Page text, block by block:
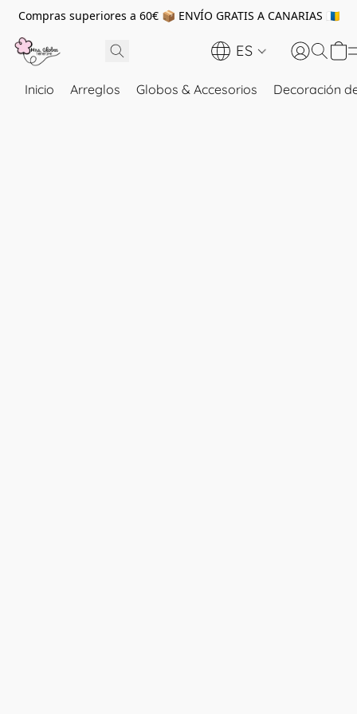
Compras superiores a 60€ 📦 ENVÍO GRATIS A CANARIAS 🇮🇨
ES
Inicio Arreglos Globos & Accesorios Decoración